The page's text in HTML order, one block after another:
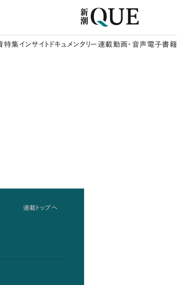
特集 インサイト ドキュメンタリー 連載動画・音声 電子書籍
連載トップへ